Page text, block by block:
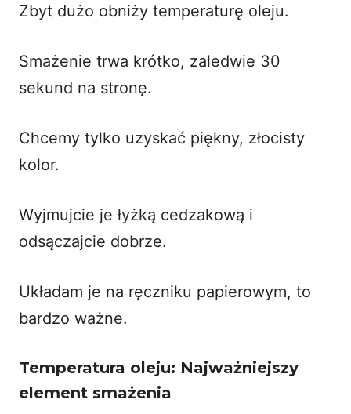
Zbyt dużo obniży temperaturę oleju.
Smażenie trwa krótko, zaledwie 30
sekund na stronę.
Chcemy tylko uzyskać piękny, złocisty
kolor.
Wyjmujcie je łyżką cedzakową i
odsączajcie dobrze.
Układam je na ręczniku papierowym, to
bardzo ważne.
Temperatura oleju: Najważniejszy
element smażenia